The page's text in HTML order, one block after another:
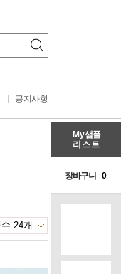
공지사항
My샘플
리스트
0
장바구니